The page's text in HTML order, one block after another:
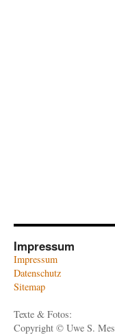
Impressum
Impressum
Datenschutz
Sitemap
Texte & Fotos:
Copyright © Uwe S.